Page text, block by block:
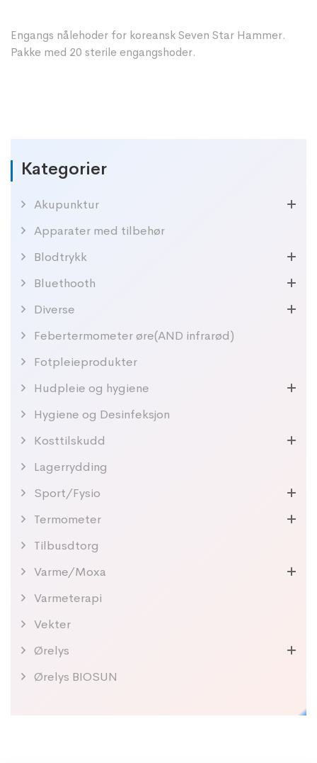
Kategorier
Akupunktur
Apparater med tilbehør
Blodtrykk
Bluethooth
Diverse
Febertermometer øre(AND infrarød)
Fotpleieprodukter
Hudpleie og hygiene
Hygiene og Desinfeksjon
Kosttilskudd
Lagerrydding
Sport/Fysio
Termometer
Tilbusdtorg
Varme/Moxa
Varmeterapi
Vekter
Ørelys
Ørelys BIOSUN
Engangs nålehoder for koreansk Seven Star Hammer.
Pakke med 20 sterile engangshoder.